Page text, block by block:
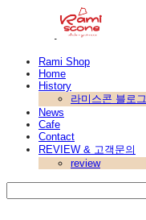
Rami Shop
Home
History
라미스콘 블로그
News
Cafe
Contact
REVIEW & 고객문의
review